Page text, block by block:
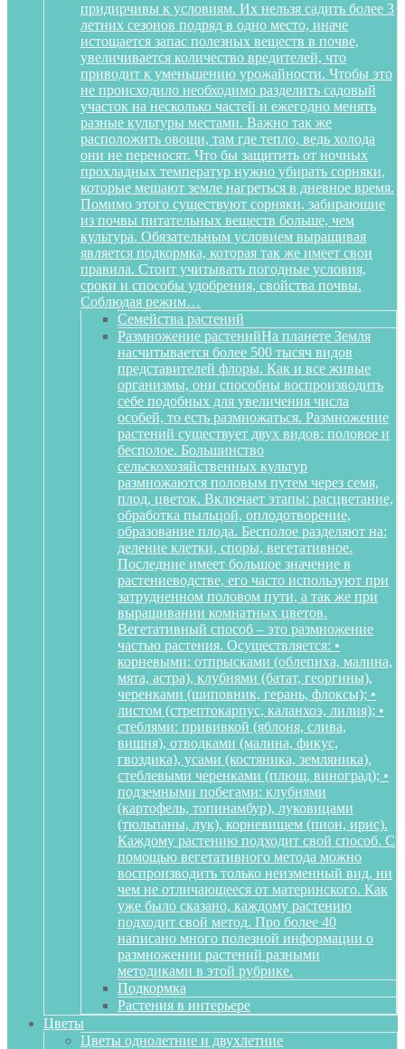
придирчивы к условиям. Их нельзя садить более 3
летних сезонов подряд в одно место, иначе
истощается запас полезных веществ в почве,
увеличивается количество вредителей, что
приводит к уменьшению урожайности. Чтобы это
не происходило необходимо разделить садовый
участок на несколько частей и ежегодно менять
разные культуры местами. Важно так же
расположить овощи, там где тепло, ведь холода
они не переносят. Что бы защитить от ночных
прохладных температур нужно убирать сорняки,
которые мешают земле нагреться в дневное время.
Помимо этого существуют сорняки, забирающие
из почвы питательных веществ больше, чем
культура. Обязательным условием выращивая
является подкормка, которая так же имеет свои
правила. Стоит учитывать погодные условия,
сроки и способы удобрения, свойства почвы.
Соблюдая режим…
Семейства растений
Размножение растенийНа планете Земля
насчитывается более 500 тысяч видов
представителей флоры. Как и все живые
организмы, они способны воспроизводить
себе подобных для увеличения числа
особей, то есть размножаться. Размножение
растений существует двух видов: половое и
бесполое. Большинство
сельскохозяйственных культур
размножаются половым путем через семя,
плод, цветок. Включает этапы: расцветание,
обработка пыльцой, оплодотворение,
образование плода. Бесполое разделяют на:
деление клетки, споры, вегетативное.
Последние имеет большое значение в
растениеводстве, его часто используют при
затрудненном половом пути, а так же при
выращивании комнатных цветов.
Вегетативный способ – это размножение
частью растения. Осуществляется: •
корневыми: отпрысками (облепиха, малина,
мята, астра), клубнями (батат, георгины),
черенками (шиповник, герань, флоксы); •
листом (стрептокарпус, каланхоэ, лилия); •
стеблями: прививкой (яблоня, слива,
вишня), отводками (малина, фикус,
гвоздика), усами (костяника, земляника),
стеблевыми черенками (плющ, виноград); •
подземными побегами: клубнями
(картофель, топинамбур), луковицами
(тюльпаны, лук), корневищем (пион, ирис).
Каждому растению подходит свой способ. С
помощью вегетативного метода можно
воспроизводить только неизменный вид, ни
чем не отличающееся от материнского. Как
уже было сказано, каждому растению
подходит свой метод. Про более 40
написано много полезной информации о
размножении растений разными
методиками в этой рубрике.
Подкормка
Растения в интерьере
Цветы
Цветы однолетние и двухлетние